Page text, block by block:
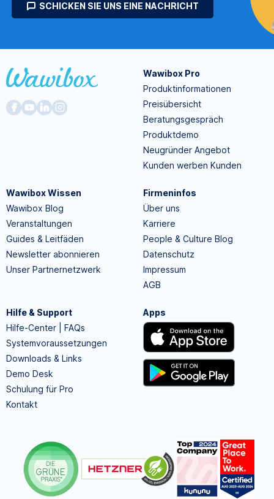
SCHICKEN SIE UNS EINE NACHRICHT
Wawibox Pro
Produktinformationen
Preisübersicht
Beratungsgespräch
Produktdemo
Neugründer Angebot
Kunden werben Kunden
Wawibox Wissen
Wawibox Blog
Veranstaltungen
Guides & Leitfäden
Newsletter abonnieren
Unser Partnernetzwerk
Firmeninfos
Über uns
Karriere
People & Culture Blog
Datenschutz
Impressum
AGB
Hilfe & Support
Hilfe-Center | FAQs
Systemvoraussetzungen
Downloads & Links
Demo Desk
Schulung für Pro
Kontakt
Apps